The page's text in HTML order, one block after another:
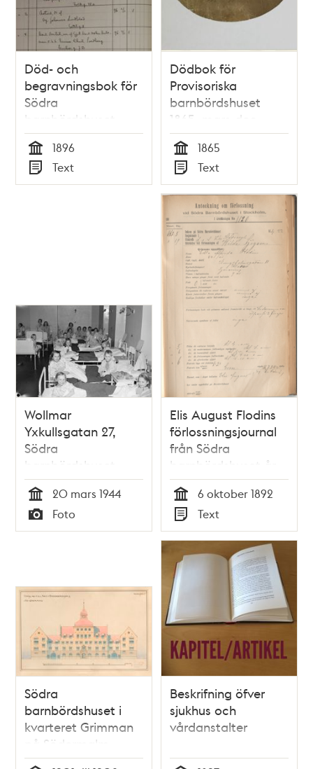
Död- och
begravningsbok för
Södra
barnbördshuset
1896
Tid
1896
Typ
Text
Dödbok för
Provisoriska
barnbördshuset
1865, mars-dec
(from 1881 Södra
barnbördshuset)
Tid
1865
Typ
Text
Wollmar
Yxkullsgatan 27,
Södra
barnbördshuset -
Maria Sjukhus.
Sovsal för finska
krigsbarn, två och
två i varje säng
Tid
20 mars 1944
Typ
Foto
Elis August Flodins
förlossningsjournal
från Södra
barnbördshuset år
1892
Tid
6 oktober 1892
Typ
Text
Södra
barnbördshuset i
kvarteret Grimman
på Södermalm -
odaterat
Beskrifning öfver
sjukhus och
vårdanstalter